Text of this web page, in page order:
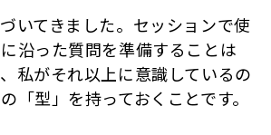
いてきました。セッションで使
沿った質問を準備することは
私がそれ以上に意識しているの
「型」を持っておくことです。